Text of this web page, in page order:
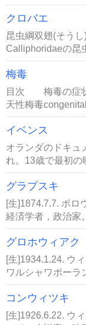
クロバエ
昆虫綱双翅(そう
Calliphoridaeの昆
梅毒
目次 梅毒の
天性梅毒
イベンス
オランダのドキュ
れ。13歳で最初の
グラプスキ
[生]1874.7.7. ボロ
経済学者，政治家
グロホウィアク
[生]1934.1.24. ウ
ワルシャワポーラ
コンウィツキ
[生]1926.6.22. ウ